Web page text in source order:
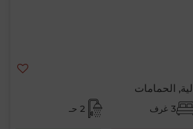
الحمامات
3 غرف 2 حـ